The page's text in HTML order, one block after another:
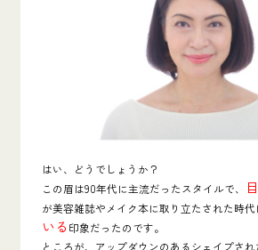
はい、どうでしょうか？
この眉は90年代に主流だったスタイルで、
が美容雑誌やメイク本に取り立たされた時
いる 印象だったのです。
ところが、アップダウンのあるシェイプさ